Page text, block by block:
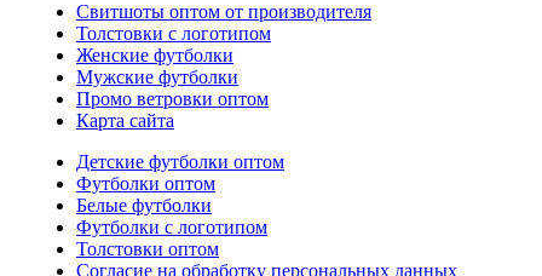
Свитшоты оптом от производителя
Толстовки с логотипом
Женские футболки
Мужские футболки
Промо ветровки оптом
Карта сайта
Детские футболки оптом
Футболки оптом
Белые футболки
Футболки с логотипом
Толстовки оптом
Согласие на обработку персональных данных